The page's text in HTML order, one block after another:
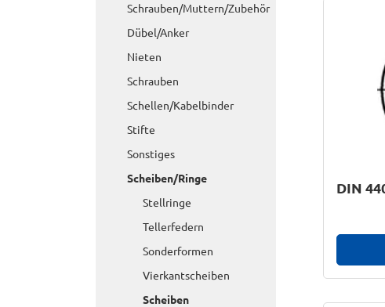
Schrauben/Muttern/Zubehör
Dübel/Anker
Nieten
Schrauben
Schellen/Kabelbinder
Stifte
Sonstiges
Scheiben/Ringe
Stellringe
Tellerfedern
Sonderformen
Vierkantscheiben
Scheiben
DIN